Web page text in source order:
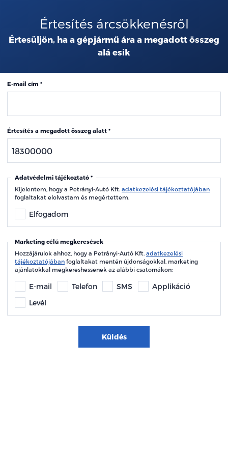
Értesítés árcsökkenésről
Értesüljön, ha a gépjármű ára a megadott összeg
alá esik
E-mail cím
Értesítés a megadott összeg alatt
Adatvédelmi tájékoztató
Kijelentem, hogy a Petrányi-Autó Kft. adatkezelési tájékoztatójában
foglaltakat elolvastam és megértettem.
Elfogadom
Marketing célú megkeresések
Hozzájárulok ahhoz, hogy a Petrányi-Autó Kft. adatkezelési
tájékoztatójában foglaltakat mentén újdonságokkal, marketing
ajánlatokkal megkereshessenek az alábbi csatornákon:
E-mail Telefon SMS
Applikáció
Levél
Küldés